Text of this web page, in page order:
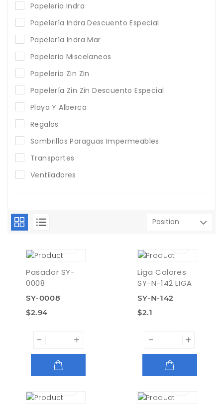
Papeleria Indra
Papelería Indra Descuento Especial
Papelería Indra Mar
Papeleria Miscelaneos
Papeleria Zin Zin
Papelería Zin Zin Descuento Especial
Playa Y Alberca
Regalos
Sombrillas Paraguas Impermeables
Transportes
Ventiladores
Pasador SY-
0008
SY-0008
$2.94
- +
Liga Colores
SY-N-142 LIGA
SY-N-142
$2.1
- +